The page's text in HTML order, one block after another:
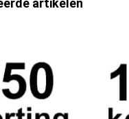
artikelen